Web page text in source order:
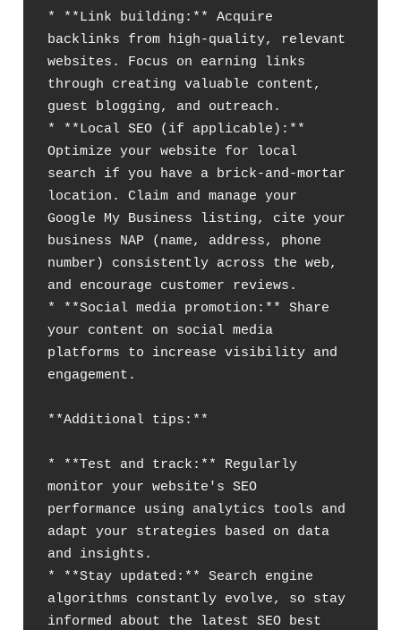
* **Link building:** Acquire
backlinks from high-quality, relevant
websites. Focus on earning links
through creating valuable content,
guest blogging, and outreach.
* **Local SEO (if applicable):**
Optimize your website for local
search if you have a brick-and-mortar
location. Claim and manage your
Google My Business listing, cite your
business NAP (name, address, phone
number) consistently across the web,
and encourage customer reviews.
* **Social media promotion:** Share
your content on social media
platforms to increase visibility and
engagement.
**Additional tips:**
* **Test and track:** Regularly
monitor your website's SEO
performance using analytics tools and
adapt your strategies based on data
and insights.
* **Stay updated:** Search engine
algorithms constantly evolve, so stay
informed about the latest SEO best